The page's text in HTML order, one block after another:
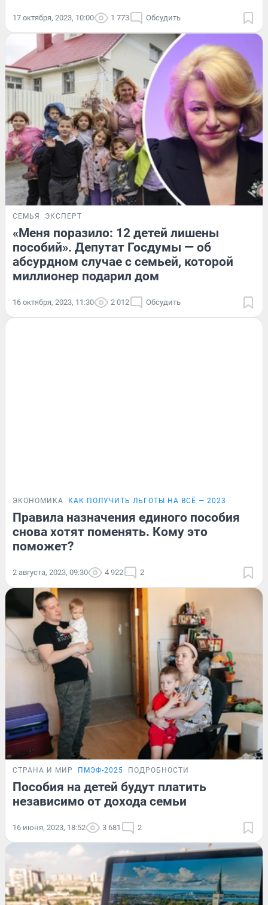
17 октября, 2023, 10:00 1 773 Обсудить
СЕМЬЯ ЭКСПЕРТ
«Меня поразило: 12 детей лишены
пособий». Депутат Госдумы — об
абсурдном случае с семьей, которой
миллионер подарил дом
16 октября, 2023, 11:30 2 012 Обсудить
ЭКОНОМИКА КАК ПОЛУЧИТЬ ЛЬГОТЫ НА ВСЁ — 2023
Правила назначения единого пособия
снова хотят поменять. Кому это
поможет?
2 августа, 2023, 09:30 4 922 2
СТРАНА И МИР ПМЭФ-2025 ПОДРОБНОСТИ
Пособия на детей будут платить
независимо от дохода семьи
16 июня, 2023, 18:52 3 681 2